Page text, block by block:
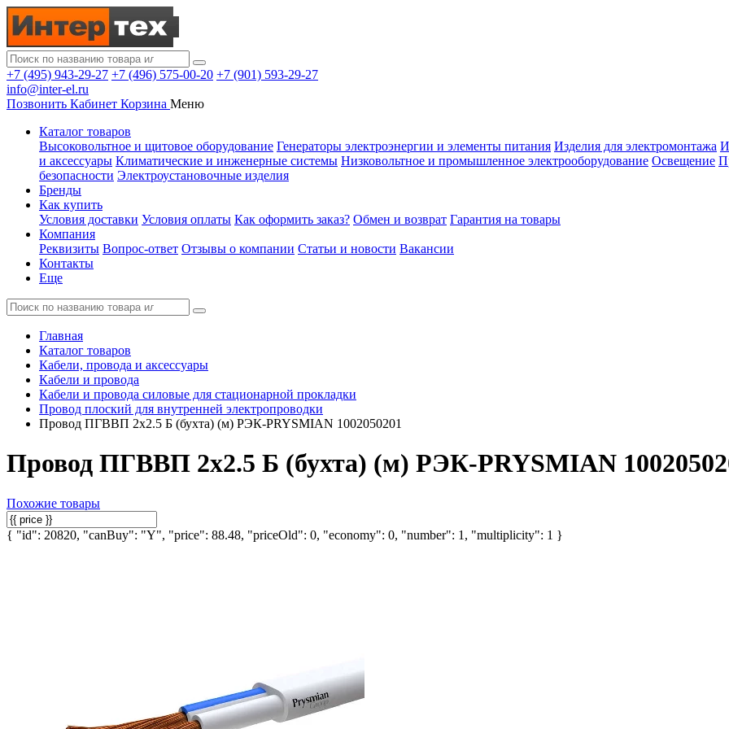
+7 (495) 943-29-27 +7 (496) 575-00-20 +7 (901) 593-29-27
info@inter-el.ru
Позвонить Кабинет Корзина Меню
Каталог товаров
Высоковольтное и щитовое оборудование Генераторы электроэнергии и элементы питания Изделия для электромонтажа
и аксессуары Климатические и инженерные системы Низковольтное и промышленное электрооборудование Освещение
безопасности Электроустановочные изделия
Бренды
Как купить
Условия доставки Условия оплаты Как оформить заказ? Обмен и возврат Гарантия на товары
Компания
Реквизиты Вопрос-ответ Отзывы о компании Статьи и новости Вакансии
Контакты
Еще
Главная
Каталог товаров
Кабели, провода и аксессуары
Кабели и провода
Кабели и провода силовые для стационарной прокладки
Провод плоский для внутренней электропроводки
Провод ПГВВП 2х2.5 Б (бухта) (м) РЭК-PRYSMIAN 1002050201
Провод ПГВВП 2х2.5 Б (бухта) (м) РЭК-PRYSMIAN
Похожие товары
{ "id": 20820, "canBuy": "Y", "price": 88.48, "priceOld": 0, "economy": 0, "number": 1, "multiplicity": 1 }